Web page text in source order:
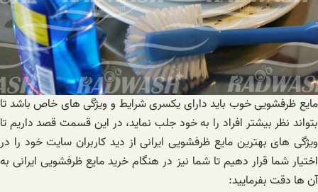
مایع ظرفشویی خوب باید دارای یکسری شرایط و ویژگی های خاص باشد تا
بتواند نظر بیشتر افراد را به خود جلب نماید، در این قسمت قصد داریم تا
ویژگی های بهترین مایع ظرفشویی ایرانی از دید کاربران سایت خود را در
اختیار شما قرار دهیم تا شما نیز در هنگام خرید مایع ظرفشویی ایرانی به
آن ها دقت بفرمایید: